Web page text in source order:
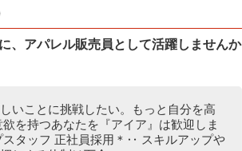
、アパレル販売員として活躍しませんか
いことに挑戦したい。もっと自分を高
を持つあなたを『アイア』は歓迎しま
タッフ 正社員採用＊‥ スキルアップや